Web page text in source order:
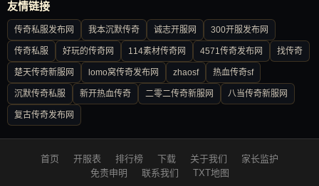
友情链接
传奇私服发布网 我本沉默传奇 诚志开服网 300开服发布网
传奇私服 好玩的传奇网 114素材传奇网 4571传奇发布网 找传奇
楚天传奇新服网 lomo窝传奇发布网 zhaosf 热血传奇sf
沉默传奇私服 新开热血传奇 二零二传奇新服网 八当传奇新服网
复古传奇发布网
首页 开服表 排行榜 下载 关于我们
家长监护
免责申明
联系我们 TXT地图